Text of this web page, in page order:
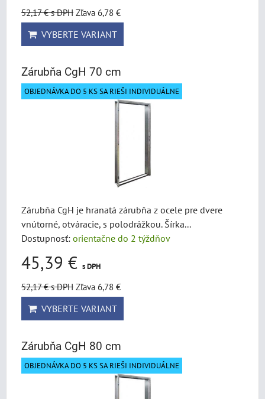
52,17 €s DPH Zľava 6,78 €
VYBERTE VARIANT
Zárubňa CgH 70 cm
OBJEDNÁVKA DO 5 KS SA RIEŠI INDIVIDUÁLNE
Zárubňa CgH je hranatá zárubňa z ocele pre dvere
vnútorné, otváracie, s polodrážkou. Šírka...
Dostupnosť: orientačne do 2 týždňov
45,39 € s DPH
52,17 €s DPH Zľava 6,78 €
VYBERTE VARIANT
Zárubňa CgH 80 cm
OBJEDNÁVKA DO 5 KS SA RIEŠI INDIVIDUÁLNE